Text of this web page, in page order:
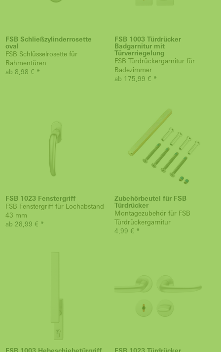
FSB Schließzylinderrosette
oval
FSB Schlüsselrosette für
Rahmentüren
ab 8,98 € *
FSB 1003 Türdrücker
Badgarnitur mit
Türverriegelung
FSB Türdrückergarnitur für
Badezimmer
ab 175,99 € *
FSB 1023 Fenstergriff
FSB Fenstergriff für Lochabstand
43 mm
ab 28,99 € *
Zubehörbeutel für FSB
Türdrücker
Montagezubehör für FSB
Türdrückergarnitur
4,99 € *